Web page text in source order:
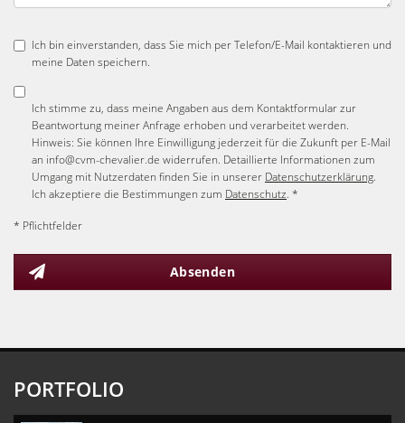
Ich bin einverstanden, dass Sie mich per Telefon/E-Mail kontaktieren und
meine Daten speichern.
Ich stimme zu, dass meine Angaben aus dem Kontaktformular zur
Beantwortung meiner Anfrage erhoben und verarbeitet werden.
Hinweis: Sie können Ihre Einwilligung jederzeit für die Zukunft per E-Mail
an info@cvm-chevalier.de widerrufen. Detaillierte Informationen zum
Umgang mit Nutzerdaten finden Sie in unserer Datenschutzerklärung.
Ich akzeptiere die Bestimmungen zum Datenschutz. *
* Pflichtfelder
Absenden
PORTFOLIO